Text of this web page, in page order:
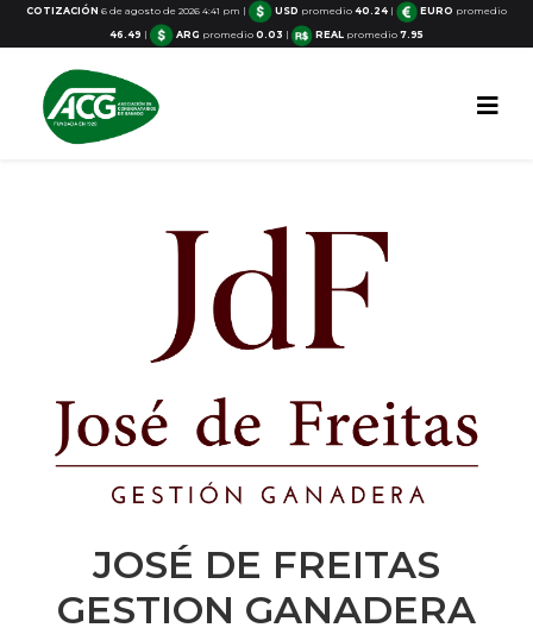
COTIZACIÓN 6 de agosto de 2026 4:41 pm | USD promedio 40.24 | EURO promedio
46.49 | ARG promedio 0.03 | REALpromedio 7.95
JOSÉ DE FREITAS
GESTION GANADERA